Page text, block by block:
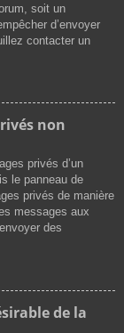
soit un
d’envoyer
contacter un
non
privés d’un
le panneau de
privés de manière
messages aux
des
de la